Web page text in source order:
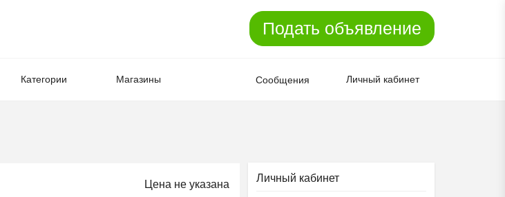
Подать объявление
Категории Магазины Сообщения Личный кабинет
Цена не указана
Личный кабинет